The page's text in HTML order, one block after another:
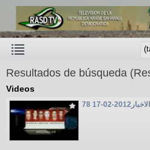
Resultados de búsqueda
Videos
02-17 78